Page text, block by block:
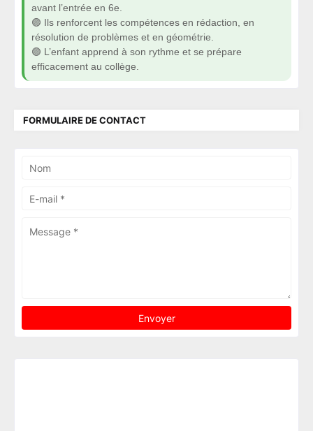
avant l’entrée en 6e.
🟣 Ils renforcent les compétences en rédaction, en
résolution de problèmes et en géométrie.
🟣 L’enfant apprend à son rythme et se prépare
efficacement au collège.
FORMULAIRE DE CONTACT